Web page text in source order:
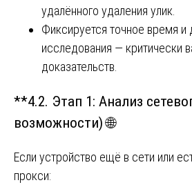
удалённого удаления улик.
Фиксируется точное время и
исследования — критически
доказательств.
**4.2. Этап 1: Анализ
возможности) 🌐
Если устройство ещё в сети или
прокси: